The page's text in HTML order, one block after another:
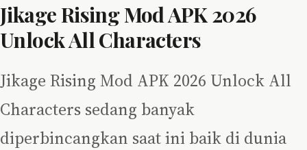
Jikage Rising Mod APK 2026
Unlock All Characters
Jikage Rising Mod APK 2026 Unlock All
Characters sedang banyak
diperbincangkan saat ini baik di dunia